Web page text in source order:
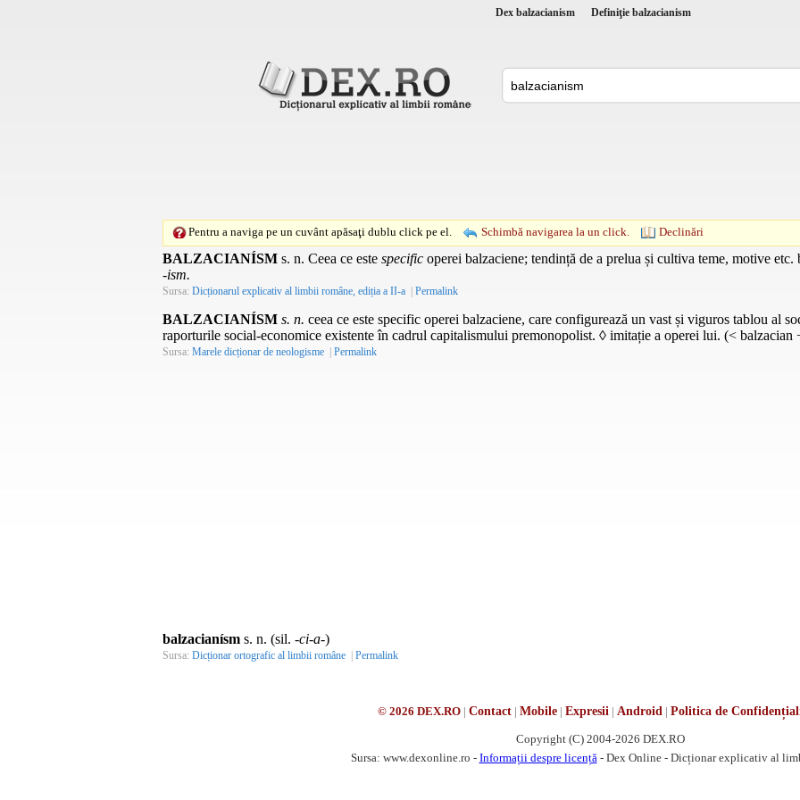
Dex balzacianism Definiţie balzacianism
Pentru a naviga pe un cuvânt apăsaţi dublu click pe el. Schimbă navigarea la un click. Declinări
BALZACIANÍSM s. n. Ceea ce este specific operei balzaciene; tendință de a prelua și cultiva teme, motive etc.
-ism.
Sursa: Dicționarul explicativ al limbii române, ediția a II-a | Permalink
BALZACIANÍSM s. n. ceea ce este specific operei balzaciene, care configurează un vast și viguros tablou al
raporturile social-economice existente în cadrul capitalismului premonopolist. ◊ imitație a operei lui. (< balzacian
Sursa: Marele dicționar de neologisme | Permalink
balzacianísm s. n. (sil. -ci-a-)
Sursa: Dicționar ortografic al limbii române | Permalink
© 2026 DEX.RO| Contact| Mobile| Expresii | Android | Politica de
Copyright (C) 2004-2026 DEX.RO
Sursa: www.dexonline.ro - Informații despre licență - Dex Online - Dicționar explicativ al